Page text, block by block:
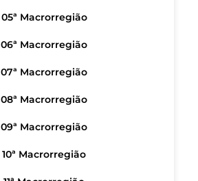
05ª Macrorregião
06ª Macrorregião
07ª Macrorregião
08ª Macrorregião
09ª Macrorregião
10ª Macrorregião